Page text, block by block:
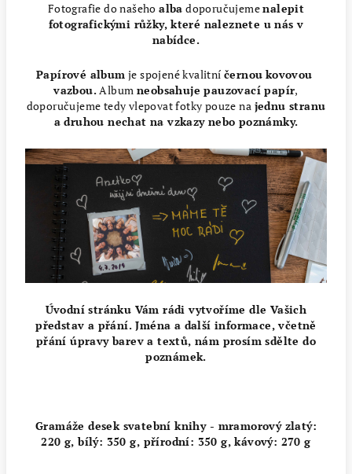
Fotografie do našehoalba doporučujemenalepit
fotografickými růžky, které naleznete u nás v
nabídce.
Papírové album je spojené kvalitní černou kovovou
vazbou.Album neobsahuje pauzovací papír,
doporučujeme tedy vlepovat fotky pouze na jednu stranu
a druhou nechat na vzkazy nebo poznámky.
Úvodní stránku Vám rádi vytvoříme dle Vašich
představ a přání. Jména a další informace, včetně
přání úpravy barev a textů, nám prosím sdělte do
poznámek.
Gramáže desek svatební knihy - mramorový zlatý:
220 g,bílý: 350 g, přírodní: 350 g,kávový: 270 g